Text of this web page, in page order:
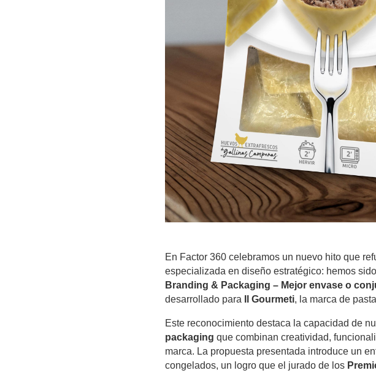
En Factor 360celebramos un nuevo hito que
especializada en diseño estratégico: hemos
Branding & Packaging – Mejor envase o
desarrollado para
Il Gourmeti, la marca de
Este reconocimiento destaca la capacidad de
packaging que combinan creatividad,
marca. La propuesta presentada introduce un
congelados, un logro que el jurado de los